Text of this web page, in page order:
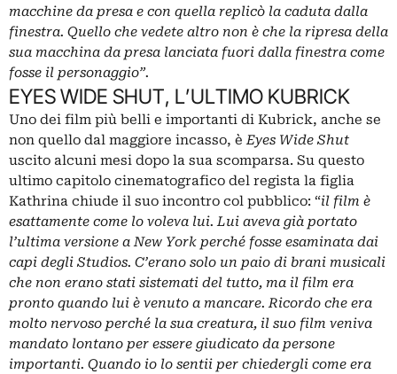
macchine da presa e con quella replicò la caduta dalla
finestra. Quello che vedete altro non è che la ripresa della
sua macchina da presa lanciata fuori dalla finestra come
fosse il personaggio”.
EYES WIDE SHUT, L’ULTIMO KUBRICK
Uno dei film più belli e importanti di Kubrick, anche se
non quello dal maggiore incasso, è Eyes Wide Shut
uscito alcuni mesi dopo la sua scomparsa. Su questo
ultimo capitolo cinematografico del regista la figlia
Kathrina chiude il suo incontro col pubblico: “il film è
esattamente come lo voleva lui. Lui aveva già portato
l’ultima versione a New York perché fosse esaminata dai
capi degli Studios. C’erano solo un paio di brani musicali
che non erano stati sistemati del tutto, ma il film era
pronto quando lui è venuto a mancare. Ricordo che era
molto nervoso perché la sua creatura, il suo film veniva
mandato lontano per essere giudicato da persone
importanti. Quando io lo sentii per chiedergli come era